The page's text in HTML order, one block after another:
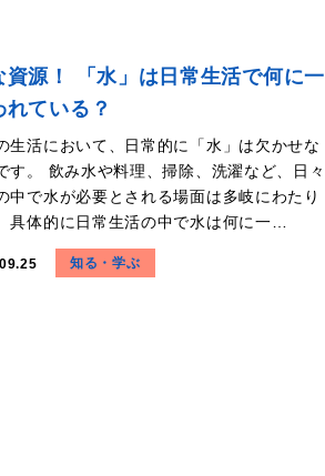
資源！ 「水」は日常生活で何に一
れている？
生活において、日常的に「水」は欠かせな
す。 飲み水や料理、掃除、洗濯など、日々
中で水が必要とされる場面は多岐にわたり
具体的に日常生活の中で水は何に一…
知る・学ぶ